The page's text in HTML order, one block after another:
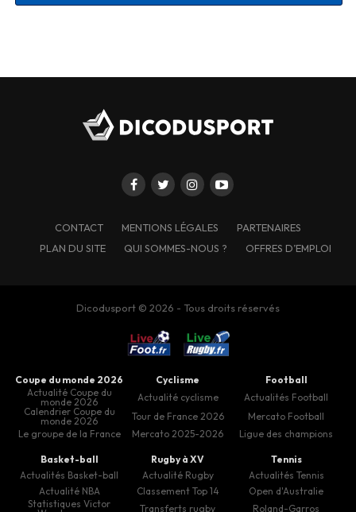
CONTACT MENTIONS LÉGALES
PARTENAIRES
PLAN DU SITE
QUI SOMMES-NOUS ? OFFRES D’EMPLOI
Dicodusport © 2026 - Tous droits réservés
Coupe du monde 2026 Cyclisme
Football
Actualité Coupe du
monde 2026
Actualité cyclisme
Actualités Football
Calendrier Coupe du
monde 2026
Tour de France 2026
Mercato Football
Le groupe de la France
Mercato 2025-2026 Ligue des champions
Basket-ball Rugby à XV
Tennis
Actualités Basket-ball
Actualité Rugby
Actualités Tennis
Actualité NBA
Classement Top 14
Open d'Australie
Statistiques Victor
Transferts rugby Roland-Garros